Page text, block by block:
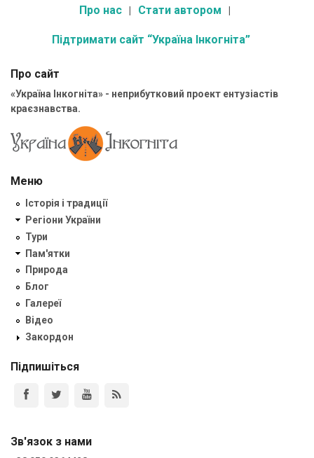
Про нас Стати автором
Підтримати сайт “Україна Інкогніта”
Про сайт
«Україна Інкогніта» - неприбутковий проект ентузіастів
краєзнавства.
Меню
Історія і традиції
Регіони України
Тури
Пам'ятки
Природа
Блог
Галереї
Відео
Закордон
Підпишіться
Зв'язок з нами